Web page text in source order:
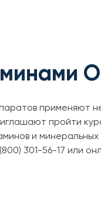
применяют
пройти
и минеральных
301-56-17 или